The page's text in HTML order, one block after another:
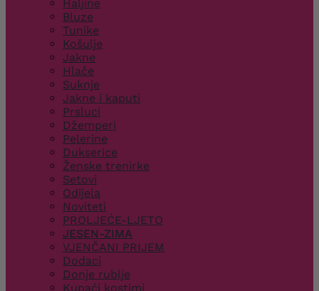
Haljine
Bluze
Tunike
Košulje
Jakne
Hlače
Suknje
Jakne i kaputi
Prsluci
Džemperi
Pelerine
Dukserice
Ženske trenirke
Setovi
Odijela
Noviteti
PROLJEĆE-LJETO
JESEN-ZIMA
VJENČANI PRIJEM
Dodaci
Donje rublje
Kupaći kostimi